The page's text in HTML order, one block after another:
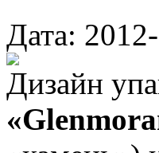
Дата:
Дизайн